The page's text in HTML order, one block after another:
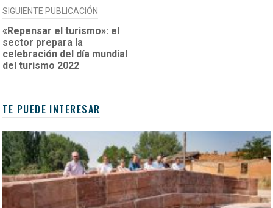
SIGUIENTE PUBLICACIÓN
«Repensar el turismo»: el
sector prepara la
celebración del día mundial
del turismo 2022
TE PUEDE INTERESAR